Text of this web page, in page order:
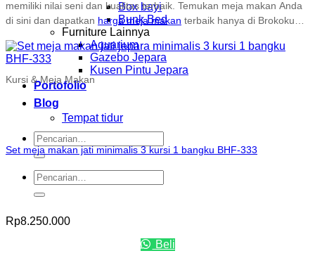
Box bayi
Bunk Bed
Furniture Lainnya
Aquarium
Gazebo Jepara
Kusen Pintu Jepara
Portofolio
Blog
Tempat tidur
Pencarian
untuk:
Pencarian
untuk:
Bengkulu, Maluku Utara, Sulawesi Tenggara, Sulawesi Tengah,
Kalimantan Barat, Papua, Jambi, Gorontalo, Sulawesi Barat,
Bangka Belitung, Kalimantan Utara, Kepulauan Bangka Belitung,
Sumatera Selatan, Kalimantan Timur, Kalimantan Tengah
memiliki nilai seni dan kualitas terbaik. Temukan meja makan Anda
di sini dan dapatkan harga meja makan terbaik hanya di Brokoku
Home Furnishing.
Kursi & Meja Makan
Set meja makan jati minimalis 3 kursi 1 bangku BHF-333
Rp8.250.000
Beli